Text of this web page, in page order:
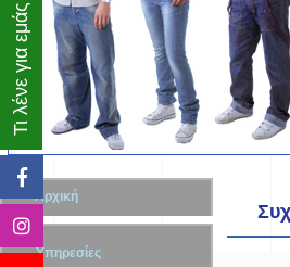
Τι λένε για εμάς
Αρχική
Υπηρεσίες